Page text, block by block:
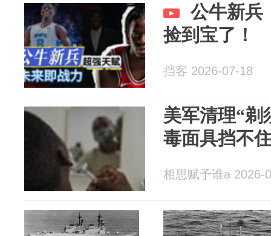
公牛新兵
捡到宝了！
挡客 2026-07-18
美军清理“剃
毒面具挡不
相思赋予谁a 2026-